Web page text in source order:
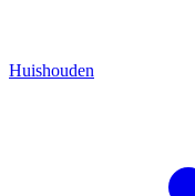
Huishouden